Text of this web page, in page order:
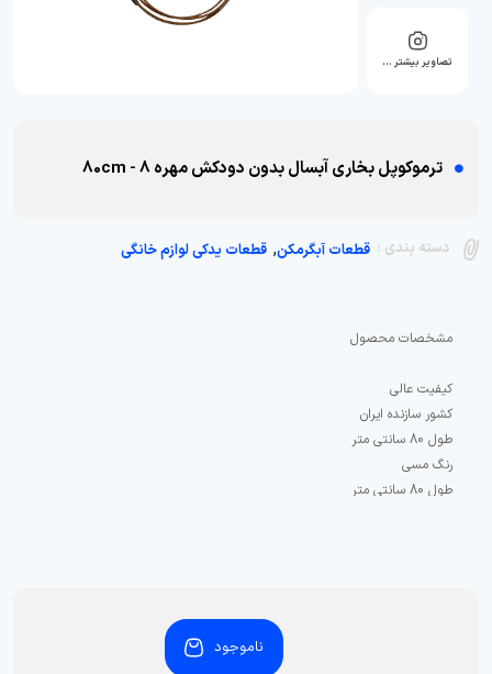
تصاویر بیشتر …
ترموکوپل بخاری آبسال بدون دودکش مهره 8 - 80cm
دسته بندی : قطعات آبگرمکن, قطعات یدکی لوازم خانگی
ناموجود